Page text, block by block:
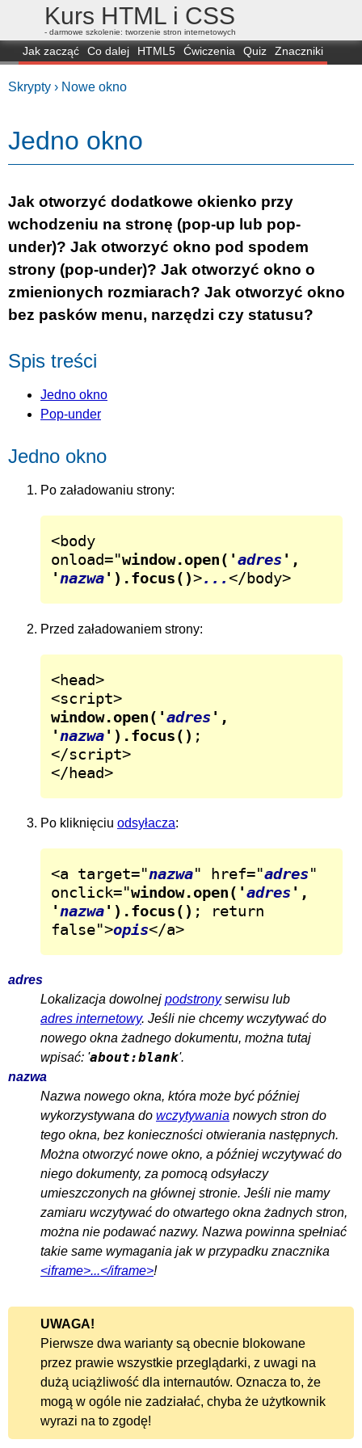
Kurs HTML i CSS
- darmowe szkolenie: tworzenie stron internetowych
Jak zacząć Co dalej HTML5 Ćwiczenia Quiz
Znaczniki
Skrypty › Nowe okno
Jedno okno
Jak otworzyć dodatkowe okienko przy
wchodzeniu na stronę (pop-up lub pop-
under)? Jak otworzyć okno pod spodem
strony (pop-under)? Jak otworzyć okno o
zmienionych rozmiarach? Jak otworzyć okno
bez pasków menu, narzędzi czy statusu?
Spis treści
Jedno okno
Pop-under
Jedno okno
Po załadowaniu strony:
<body
onload="window.open('adres ',
'nazwa').focus()>...</body>
Przed załadowaniem strony:
<head>
window.open('adres ',
'nazwa').focus() ;
</script>
</head>
Po kliknięciu odsyłacza:
<a target="nazwa" href="adres"
onclick="window.open('adres ',
'nazwa').focus() ; return
false">opis</a>
adres
Lokalizacja dowolnej podstronyserwisu lub
adres internetowy. Jeśli nie chcemy wczytywać do
nowego okna żadnego dokumentu, można tutaj
wpisać: 'about:blank'.
nazwa
Nazwa nowego okna, która może być później
wykorzystywana do wczytywania nowych stron do
tego okna, bez konieczności otwierania następnych.
Można otworzyć nowe okno, a później wczytywać do
niego dokumenty, za pomocą odsyłaczy
umieszczonych na głównej stronie. Jeśli nie mamy
zamiaru wczytywać do otwartego okna żadnych stron,
można nie podawać nazwy. Nazwa powinna spełniać
takie same wymagania jak w przypadku znacznika
<iframe>...</iframe>!
UWAGA!
Pierwsze dwa warianty są obecnie blokowane
przez prawie wszystkie przeglądarki, z uwagi na
dużą uciążliwość dla internautów. Oznacza to, że
mogą w ogóle nie zadziałać, chyba że użytkownik
wyrazi na to zgodę!